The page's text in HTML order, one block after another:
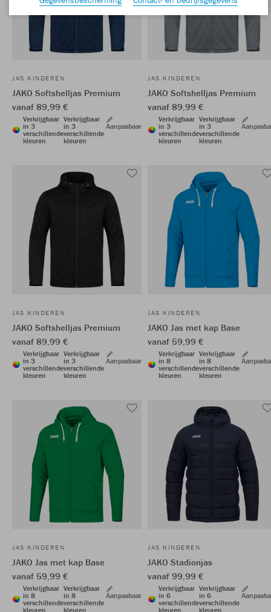
JAS KINDEREN
JAKO Softshelljas Premium
vanaf 89,99 €
Verkrijgbaar
in 3
verschillende
kleuren
Verkrijgbaar
in 3
verschillende
kleuren
Aanpasbaar
JAS KINDEREN
JAKO Softshelljas Premium
vanaf 89,99 €
Verkrijgbaar
in 3
verschillende
kleuren
Verkrijgbaar
in 3
verschillende
kleuren
JAS KINDEREN
JAKO Softshelljas Premium
vanaf 89,99 €
Verkrijgbaar
in 3
verschillende
kleuren
Verkrijgbaar
in 3
verschillende
kleuren
Aanpasbaar
JAS KINDEREN
JAKO Jas met kap Base
vanaf 59,99 €
Verkrijgbaar
in 8
verschillende
kleuren
Verkrijgbaar
in 8
verschillende
kleuren
JAS KINDEREN
JAKO Jas met kap Base
vanaf 59,99 €
Verkrijgbaar
in 8
verschillende
kleuren
Verkrijgbaar
in 8
verschillende
kleuren
Aanpasbaar
JAS KINDEREN
JAKO Stadionjas
vanaf 99,99 €
Verkrijgbaar
in 6
verschillende
kleuren
Verkrijgbaar
in 6
verschillende
kleuren